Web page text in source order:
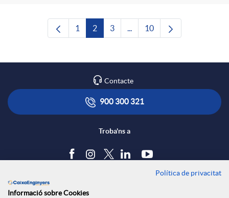
Pàgina
1 Pàgina
2 Pàgina
3 ...Pàgines intermèdies
Pàgina
10
Contacte
900 300 321
Troba'ns a
Política de privacitat
Informació sobre Cookies